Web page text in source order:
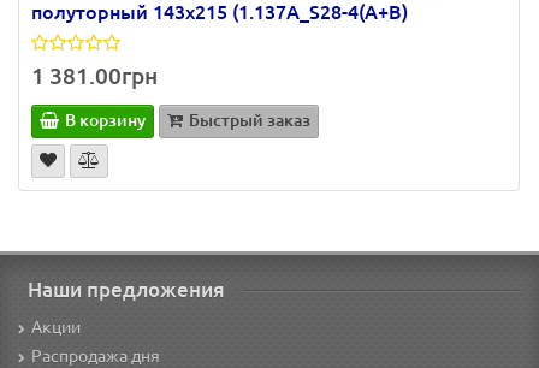
полуторный 143х215 (1.137А_S28-4(A+B)
1 381.00грн
В корзину Быстрый заказ
Наши предложения
Акции
Распродажа дня